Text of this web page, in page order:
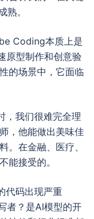
。
Coding本质上是
原型制作和创意验
的场景中，它面临
，我们很难完全理
，他能做出美味佳
。在金融、医疗、
能接受的。
代码出现严重
者？是AI模型的开